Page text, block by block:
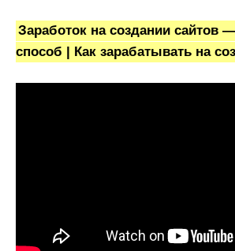
Заработок на создании сайтов
способ | Как зарабатывать на